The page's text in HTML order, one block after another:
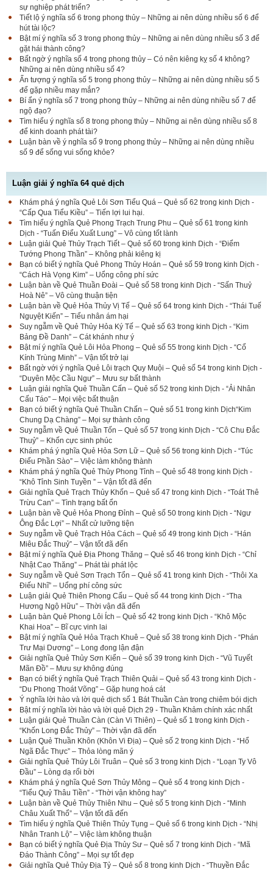
sự nghiệp phát triển?
Tiết lộ ý nghĩa số 6 trong phong thủy – Những ai nên dùng nhiều số 6 để
hút tài lộc?
Bật mí ý nghĩa số 3 trong phong thủy – Những ai nên dùng nhiều số 3 để
gặt hái thành công?
Bất ngờ ý nghĩa số 4 trong phong thủy – Có nên kiêng kỵ số 4 không?
Những ai nên dùng nhiều số 4?
Ấn tượng ý nghĩa số 5 trong phong thủy – Những ai nên dùng nhiều số 5
để gặp nhiều may mắn?
Bí ẩn ý nghĩa số 7 trong phong thủy – Những ai nên dùng nhiều số 7 để
ngộ đạo?
Tìm hiểu ý nghĩa số 8 trong phong thủy – Những ai nên dùng nhiều số 8
để kinh doanh phát tài?
Luận bàn về ý nghĩa số 9 trong phong thủy – Những ai nên dùng nhiều
số 9 để sống vui sống khỏe?
Luận giải ý nghĩa 64 quẻ dịch
Khám phá ý nghĩa Quẻ Lôi Sơn Tiểu Quá – Quẻ số 62 trong kinh Dịch -
“Cấp Qua Tiểu Kiều” – Tiến lợi lui hại.
Tìm hiểu ý nghĩa Quẻ Phong Trạch Trung Phu – Quẻ số 61 trong kinh
Dịch - “Tuấn Điểu Xuất Lung” – Vô cùng tốt lành
Luận giải Quẻ Thủy Trạch Tiết – Quẻ số 60 trong kinh Dịch - “Điểm
Tướng Phong Thần” – Không phải kiêng kị
Bạn có biết ý nghĩa Quẻ Phong Thủy Hoán – Quẻ số 59 trong kinh Dịch -
“Cách Hà Vọng Kim” – Uổng công phí sức
Luận bàn về Quẻ Thuần Đoài – Quẻ số 58 trong kinh Dịch - “Sấn Thuỷ
Hoà Nê” – Vô cùng thuận tiện
Luận bàn về Quẻ Hỏa Thủy Vị Tế – Quẻ số 64 trong kinh Dịch - “Thái Tuế
Nguyệt Kiến” – Tiểu nhân ám hại
Suy ngẫm về Quẻ Thủy Hỏa Ký Tế – Quẻ số 63 trong kinh Dịch - “Kim
Bảng Đề Danh” – Cát khánh như ý
Bật mí ý nghĩa Quẻ Lôi Hỏa Phong – Quẻ số 55 trong kinh Dịch - “Cổ
Kính Trùng Minh” – Vận tốt trở lại
Bất ngờ với ý nghĩa Quẻ Lôi trạch Quy Muội – Quẻ số 54 trong kinh Dịch -
“Duyên Mộc Cầu Ngư” – Mưu sự bất thành
Luận giải nghĩa Quẻ Thuần Cấn – Quẻ số 52 trong kinh Dịch - “Ải Nhân
Cấu Táo” – Mọi việc bất thuận
Bạn có biết ý nghĩa Quẻ Thuần Chấn – Quẻ số 51 trong kinh Dịch“Kim
Chung Dạ Chàng” – Mọi sự thành công
Suy ngẫm về Quẻ Thuần Tốn – Quẻ số 57 trong kinh Dịch - “Cô Chu Đắc
Thuỷ” – Khốn cực sinh phúc
Khám phá ý nghĩa Quẻ Hỏa Sơn Lữ – Quẻ số 56 trong kinh Dịch - “Túc
Điểu Phần Sào” – Việc làm không thành
Khám phá ý nghĩa Quẻ Thủy Phong Tỉnh – Quẻ số 48 trong kinh Dịch -
“Khô Tỉnh Sinh Tuyền ” – Vận tốt đã đến
Giải nghĩa Quẻ Trạch Thủy Khốn – Quẻ số 47 trong kinh Dịch - “Toát Thê
Trừu Can” – Tình trạng bất ổn
Luận bàn về Quẻ Hỏa Phong Đỉnh – Quẻ số 50 trong kinh Dịch - “Ngư
Ông Đắc Lợi” – Nhất cử lưỡng tiện
Suy ngẫm về Quẻ Trạch Hỏa Cách – Quẻ số 49 trong kinh Dịch - “Hán
Miêu Đắc Thuỷ” – Vận tốt đã đến
Bật mí ý nghĩa Quẻ Địa Phong Thăng – Quẻ số 46 trong kinh Dịch - “Chỉ
Nhật Cao Thăng” – Phát tài phát lộc
Suy ngẫm về Quẻ Sơn Trạch Tổn – Quẻ số 41 trong kinh Dịch - “Thôi Xa
Điếu Nhĩ” – Uổng phí công sức
Luận giải Quẻ Thiên Phong Cấu – Quẻ số 44 trong kinh Dịch - “Tha
Hương Ngộ Hữu” – Thời vận đã đến
Luận bàn Quẻ Phong Lôi Ích – Quẻ số 42 trong kinh Dịch - “Khô Mộc
Khai Hoa” – Bĩ cực vinh lai
Bật mí ý nghĩa Quẻ Hỏa Trạch Khuê – Quẻ số 38 trong kinh Dịch - “Phán
Trư Mại Dương” – Long đong lận đận
Giải nghĩa Quẻ Thủy Sơn Kiển – Quẻ số 39 trong kinh Dịch - “Vũ Tuyết
Mãn Đồ” – Mưu sự không đúng
Bạn có biết ý nghĩa Quẻ Trạch Thiên Quải – Quẻ số 43 trong kinh Dịch -
“Du Phong Thoát Võng” – Gặp hung hoá cát
Ý nghĩa lời hào và lời quẻ dịch số 1 Bát Thuần Càn trong chiêm bói dịch
Bật mí ý nghĩa lời hào và lời quẻ Dịch 29 - Thuần Khảm chính xác nhất
Luận giải Quẻ Thuần Càn (Càn Vi Thiên) – Quẻ số 1 trong kinh Dịch -
“Khốn Long Đắc Thủy” – Thời vận đã đến
Luận Quẻ Thuần Khôn (Khôn Vi Địa) – Quẻ số 2 trong kinh Dịch - “Hổ
Ngã Đắc Thực” – Thỏa lòng mãn ý
Giải nghĩa Quẻ Thủy Lôi Truân – Quẻ số 3 trong kinh Dịch - “Loạn Ty Vô
Đầu” – Lòng dạ rối bời
Khám phá ý nghĩa Quẻ Sơn Thủy Mông – Quẻ số 4 trong kinh Dịch -
“Tiểu Quỷ Thâu Tiền” - “Thời vận không hay”
Luận bàn về Quẻ Thủy Thiên Nhu – Quẻ số 5 trong kinh Dịch - “Minh
Châu Xuất Thổ” – Vận tốt đã đến
Tìm hiểu ý nghĩa Quẻ Thiên Thủy Tụng – Quẻ số 6 trong kinh Dịch - “Nhị
Nhân Tranh Lộ” – Việc làm không thuận
Bạn có biết ý nghĩa Quẻ Địa Thủy Sư – Quẻ số 7 trong kinh Dịch - “Mã
Đáo Thành Công” – Mọi sự tốt đẹp
Giải nghĩa Quẻ Thủy Địa Tỷ – Quẻ số 8 trong kinh Dịch - “Thuyền Đắc